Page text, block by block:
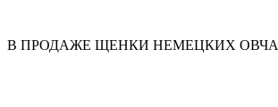
В ПРОДАЖЕ ЩЕНКИ НЕМЕЦКИХ